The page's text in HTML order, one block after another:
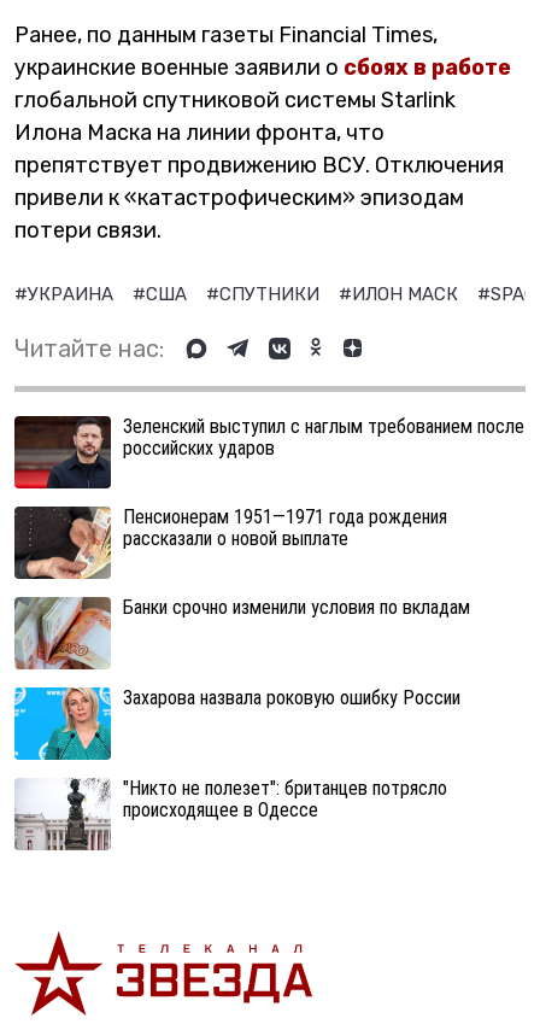
Ранее, по данным газеты Financial Times,
украинские военные заявили о сбоях в работе
глобальной спутниковой системы Starlink
Илона Маска на линии фронта, что
препятствует продвижению ВСУ. Отключения
привели к «катастрофическим» эпизодам
потери связи.
#УКРАИНА #США #СПУТНИКИ #ИЛОН МАСК
Читайте нас:
Зеленский выступил с наглым требованием после
российских ударов
Пенсионерам 1951—1971 года рождения
рассказали о новой выплате
Банки срочно изменили условия по вкладам
Захарова назвала роковую ошибку России
"Никто не полезет": британцев потрясло
происходящее в Одессе